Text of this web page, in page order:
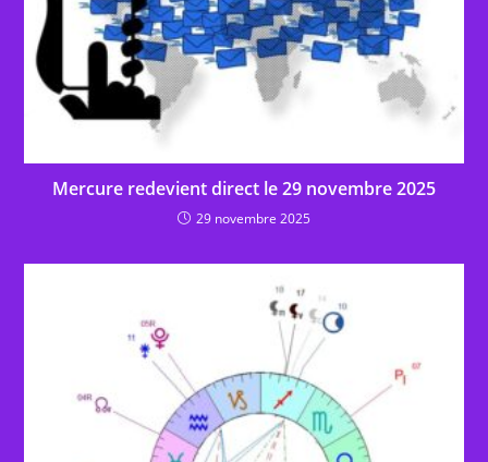
Mercure redevient direct le 29 novembre 2025
29 novembre 2025